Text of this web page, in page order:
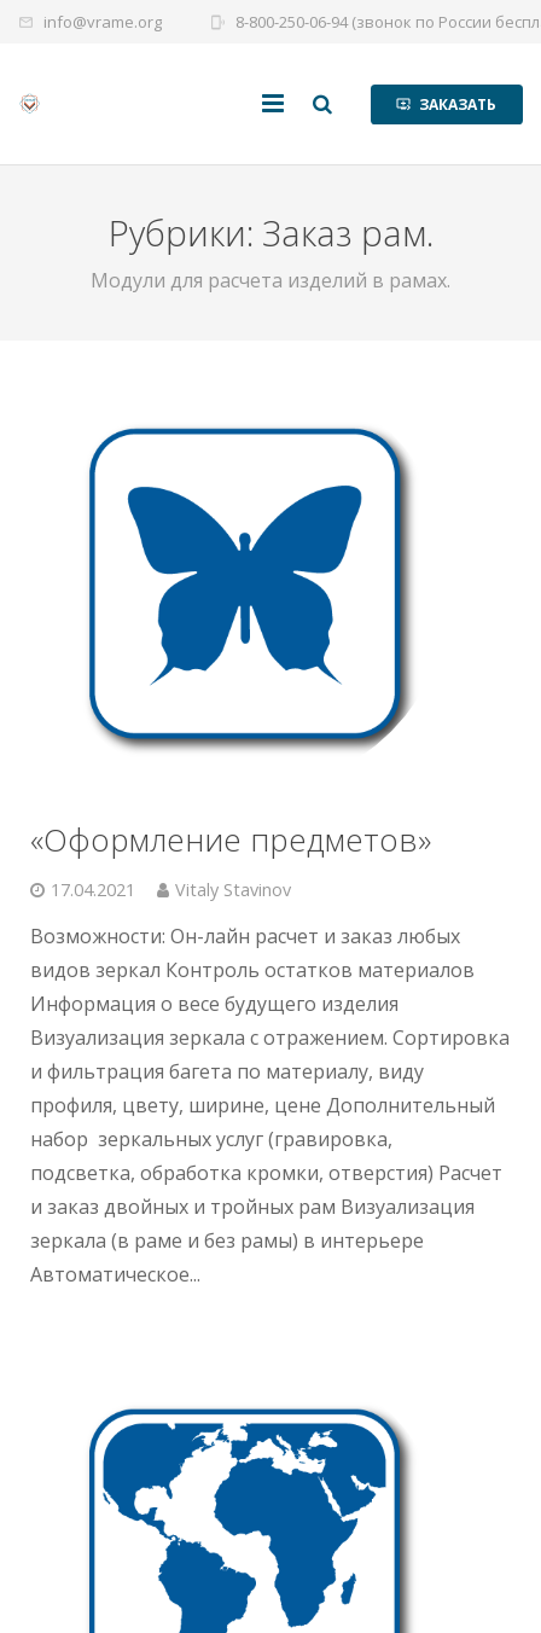
mail_outline info@vrame.org phonelink_ring 8-800-250-06-94 (звонок по России
ЗАКАЗАТЬ
Рубрики: Заказ рам.
Модули для расчета изделий в рамах.
«Оформление предметов»
17.04.2021 Vitaly Stavinov
Возможности: Он-лайн расчет и заказ любых
видов зеркал Контроль остатков материалов
Информация о весе будущего изделия
Визуализация зеркала с отражением. Сортировка
и фильтрация багета по материалу, виду
профиля, цвету, ширине, цене Дополнительный
набор зеркальных услуг (гравировка,
подсветка, обработка кромки, отверстия) Расчет
и заказ двойных и тройных рам Визуализация
зеркала (в раме и без рамы) в интерьере
Автоматическое...